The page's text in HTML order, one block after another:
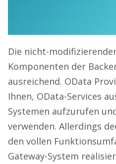
Die nicht-
Komponenten der
ausreichend. OData
Ihnen, OData-Services
Systemen aufzurufen
verwenden. Allerdings
den vollen
Gateway-System